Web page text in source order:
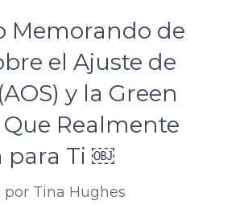
Memorando de
el Ajuste de
y la Green
Que Realmente
para Ti ￼
por Tina Hughes